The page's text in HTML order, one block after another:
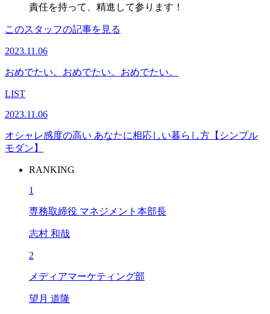
責任を持って、精進して参ります！
このスタッフの記事を見る
2023.11.06
おめでたい。おめでたい。おめでたい。
LIST
2023.11.06
オシャレ感度の高い あなたに相応しい暮らし方【シンプル
モダン】
RANKING
1
専務取締役 マネジメント本部長
志村 和哉
2
メディアマーケティング部
望月 道隆